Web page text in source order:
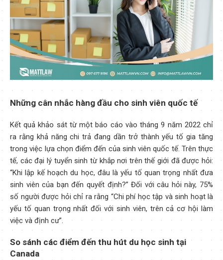
Những cân nhắc hàng đầu cho sinh viên quốc tế
Kết quả khảo sát từ một báo cáo vào tháng 9 năm 2022 chỉ
ra rằng khả năng chi trả đang dần trở thành yếu tố gia tăng
trong việc lựa chọn điểm đến của sinh viên quốc tế. Trên thực
tế, các đại lý tuyển sinh từ khắp nơi trên thế giới đã được hỏi:
“Khi lập kế hoạch du học, đâu là yếu tố quan trọng nhất đưa
sinh viên của bạn đến quyết định?” Đối với câu hỏi này, 75%
số người được hỏi chỉ ra rằng “Chi phí học tập và sinh hoạt là
yếu tố quan trọng nhất đối với sinh viên, trên cả cơ hội làm
việc và định cư”.
So sánh các điểm đến thu hút du học sinh tại
Canada